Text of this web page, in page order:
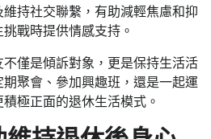
持社交聯繫，有助減輕焦慮和抑
戰時提供情感支持。
僅是傾訴對象，更是保持生活活
聚會、參加興趣班，還是一起運
極正面的退休生活模式。